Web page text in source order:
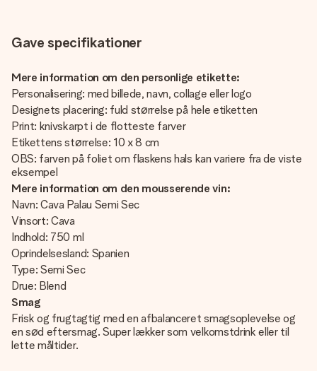
Gave specifikationer
Mere information om den personlige etikette:
Personalisering: med billede, navn, collage eller logo
Designets placering: fuld størrelse på hele etiketten
Print: knivskarpt i de flotteste farver
Etikettens størrelse: 10 x 8 cm
OBS: farven på foliet om flaskens hals kan variere fra de viste
eksempel
Mere information om den mousserende vin:
Navn: Cava Palau Semi Sec
Vinsort: Cava
Indhold: 750 ml
Oprindelsesland: Spanien
Type: Semi Sec
Drue: Blend
Smag
Frisk og frugtagtig med en afbalanceret smagsoplevelse og
en sød eftersmag. Super lækker som velkomstdrink eller til
lette måltider.